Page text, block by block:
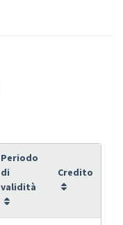
Periodo
di
validità
Credito